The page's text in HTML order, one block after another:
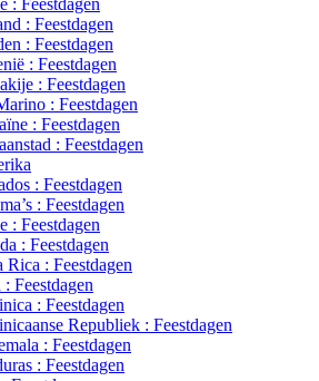
: Feestdagen
: Feestdagen
: Feestdagen
: Feestdagen
: Feestdagen
: Feestdagen
: Feestdagen
: Feestdagen
: Feestdagen
: Feestdagen
: Feestdagen
Rica : Feestdagen
: Feestdagen
: Feestdagen
Republiek : Feestdagen
: Feestdagen
: Feestdagen